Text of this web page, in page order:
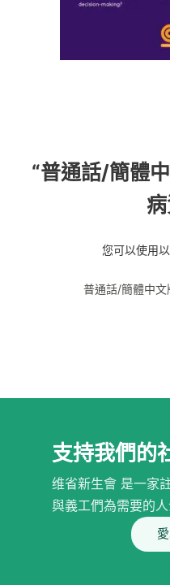
“普通話/簡體
您可以使用
普通話/簡體中
支持我們的
维省新生會 是一家
與義工們為需要的